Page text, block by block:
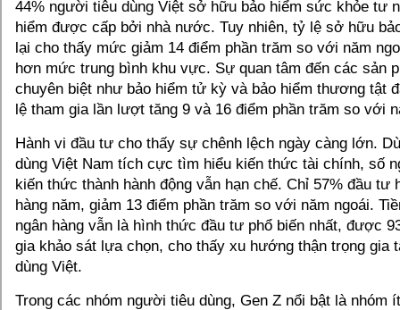
44% người tiêu dùng Việt sở hữu bảo hiểm sức khỏe tư
hiểm được cấp bởi nhà nước. Tuy nhiên, tỷ lệ sở hữu
lại cho thấy mức giảm 14 điểm phần trăm so với năm
hơn mức trung bình khu vực. Sự quan tâm đến các sản
chuyên biệt như bảo hiểm tử kỳ và bảo hiểm thương tật
lệ tham gia lần lượt tăng 9 và 16 điểm phần trăm so với
Hành vi đầu tư cho thấy sự chênh lệch ngày càng lớn.
dùng Việt Nam tích cực tìm hiểu kiến thức tài chính, số
kiến thức thành hành động vẫn hạn chế. Chỉ 57% đầu tư
hàng năm, giảm 13 điểm phần trăm so với năm ngoái.
ngân hàng vẫn là hình thức đầu tư phổ biến nhất, được
gia khảo sát lựa chọn, cho thấy xu hướng thận trọng gia
dùng Việt.
Trong các nhóm người tiêu dùng, Gen Z nổi bật là nhóm